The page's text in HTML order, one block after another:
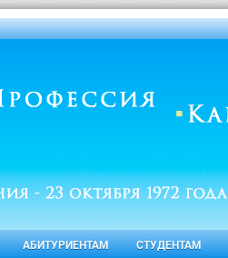
АБИТУРИЕНТАМ СТУДЕНТАМ